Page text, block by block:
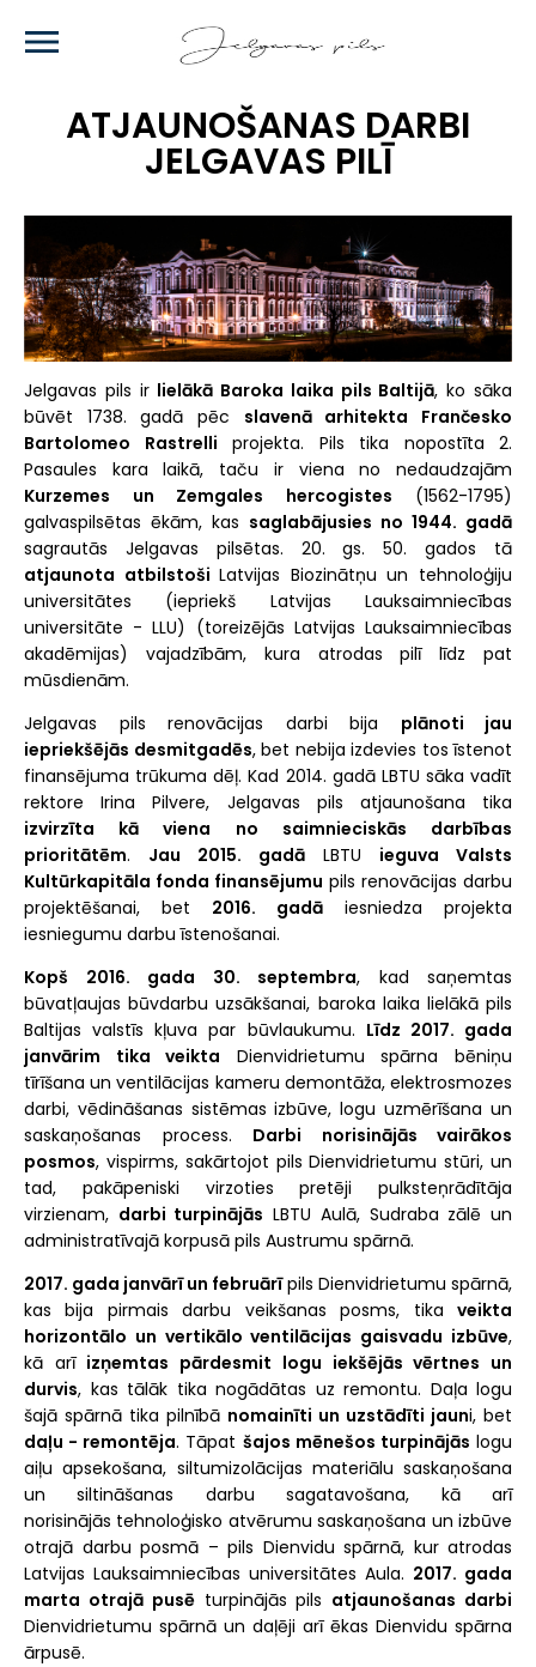
main
ATJAUNOŠANAS DARBI
JELGAVAS PILĪ
Jelgavas pils ir lielākā Baroka laika pils Baltijā, ko sāka
būvēt 1738. gadā pēc slavenā arhitekta Frančesko
Bartolomeo Rastrelli projekta. Pils tika nopostīta 2.
Pasaules kara laikā, taču ir viena no nedaudzajām
Kurzemes un Zemgales hercogistes (1562-1795)
galvaspilsētas ēkām, kas saglabājusies no 1944. gadā
sagrautās Jelgavas pilsētas. 20. gs. 50. gados tā
atjaunota atbilstošiLatvijas Biozinātņu un tehnoloģiju
universitātes (iepriekš Latvijas Lauksaimniecības
universitāte - LLU) (toreizējās Latvijas Lauksaimniecības
akadēmijas) vajadzībām, kura atrodas pilī līdz pat
mūsdienām.
Jelgavas pils renovācijas darbi bija plānoti jau
iepriekšējās desmitgadēs, bet nebija izdevies tos īstenot
finansējuma trūkuma dēļ. Kad 2014. gadā LBTU sāka vadīt
rektore Irina Pilvere, Jelgavas pils atjaunošana tika
izvirzīta kā viena no saimnieciskās darbības
prioritātēm. Jau 2015. gadā LBTU ieguva Valsts
Kultūrkapitāla fonda finansējumu pils renovācijas darbu
projektēšanai, bet 2016. gadā iesniedza projekta
iesniegumu darbu īstenošanai.
Kopš 2016. gada 30. septembra, kad saņemtas
būvatļaujas būvdarbu uzsākšanai, baroka laika lielākā pils
Baltijas valstīs kļuva par būvlaukumu. Līdz 2017. gada
janvārim tika veikta Dienvidrietumu spārna bēniņu
tīrīšana un ventilācijas kameru demontāža, elektrosmozes
darbi, vēdināšanas sistēmas izbūve, logu uzmērīšana un
saskaņošanas process. Darbi norisinājās vairākos
posmos, vispirms, sakārtojot pils Dienvidrietumu stūri, un
tad, pakāpeniski virzoties pretēji pulksteņrādītāja
virzienam, darbi turpinājās LBTU Aulā, Sudraba zālē un
administratīvajā korpusā pils Austrumu spārnā.
2017. gada janvārī un februārīpils Dienvidrietumu spārnā,
kas bija pirmais darbu veikšanas posms, tika veikta
horizontālo un vertikālo ventilācijas gaisvadu izbūve,
kā arī izņemtas pārdesmit logu iekšējās vērtnes un
durvis, kas tālāk tika nogādātas uz remontu. Daļa logu
šajā spārnā tika pilnībā nomainīti un uzstādīti jauni, bet
daļu - remontēja. Tāpat šajos mēnešos turpinājās logu
aiļu apsekošana, siltumizolācijas materiālu saskaņošana
un siltināšanas darbu sagatavošana, kā arī
norisinājās tehnoloģisko atvērumu saskaņošana un izbūve
otrajā darbu posmā – pils Dienvidu spārnā, kur atrodas
Latvijas Lauksaimniecības universitātes Aula. 2017. gada
marta otrajā pusēturpinājās pils atjaunošanas darbi
Dienvidrietumu spārnā un daļēji arī ēkas Dienvidu spārna
ārpusē.